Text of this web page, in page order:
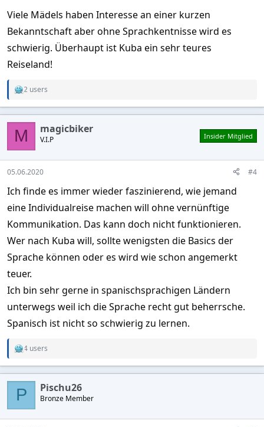
Viele Mädels haben Interesse an einer kurzen
Bekanntschaft aber ohne Sprachkentnisse wird es
schwierig. Überhaupt ist Kuba ein sehr teures
Reiseland!
R
c
t
o
n
s
:
2 users
M magicbiker
V.I.P Insider Mitglied
05.06.2020 #4
Ich finde es immer wieder faszinierend, wie jemand
eine Individualreise machen will ohne vernünftige
Kommunikation. Das kann doch nicht funktionieren.
Wer nach Kuba will, sollte wenigsten die Basics der
Sprache können oder es wird wie schon angemerkt
teuer.
Ich bin sehr gerne in spanischsprachigen Ländern
unterwegs weil ich die Sprache recht gut beherrsche.
Spanisch ist nicht so schwierig zu lernen.
R
c
o
n
4 users
P Pischu26
Bronze Member